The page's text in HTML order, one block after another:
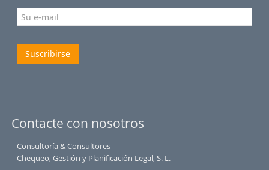
Suscribirse
Contacte con nosotros
Consultoría & Consultores
Chequeo, Gestión y Planificación Legal, S. L.